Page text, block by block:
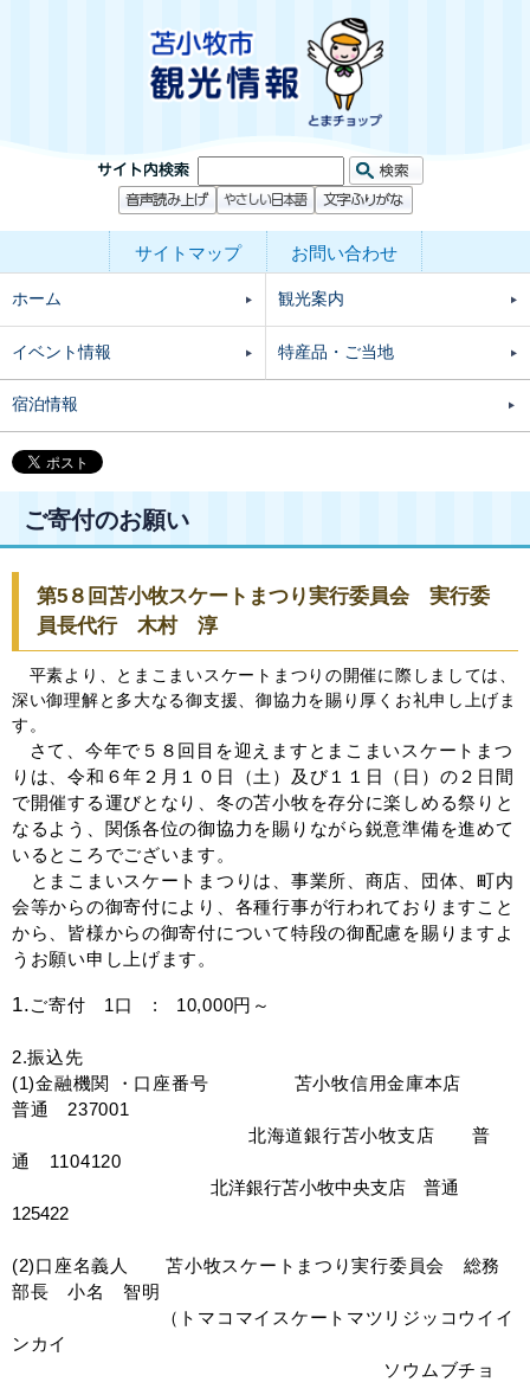
サイトマップ お問い合わせ
ホーム 観光案内
イベント情報 特産品・ご当地
宿泊情報
ご寄付のお願い
第5８回苫小牧スケートまつり実行委員会 実行委
員長代行 木村 淳
平素より、とまこまいスケートまつりの開催に際しましては、
深い御理解と多大なる御支援、御協力を賜り厚くお礼申し上げま
す。
さて、今年で５８回目を迎えますとまこまいスケートまつ
りは、令和６年２月１０日（土）及び１１日（日）の２日間
で開催する運びとなり、冬の苫小牧を存分に楽しめる祭りと
なるよう、関係各位の御協力を賜りながら鋭意準備を進めて
いるところでございます。
とまこまいスケートまつりは、事業所、商店、団体、町内
会等からの御寄付により、各種行事が行われておりますこと
から、皆様からの御寄付について特段の御配慮を賜りますよ
うお願い申し上げます。
1.ご寄付 1口 : 10,000円～
2.振込先
(1)金融機関 ・口座番号 苫小牧信用金庫本店
普通 237001
北海道銀行苫小牧支店 普
通 1104120
北洋銀行苫小牧中央支店 普通
125422
(2)口座名義人 苫小牧スケートまつり実行委員会 総務
部長 小名 智明
（トマコマイスケートマツリジッコウイイ
ンカイ
ソウムブチョ